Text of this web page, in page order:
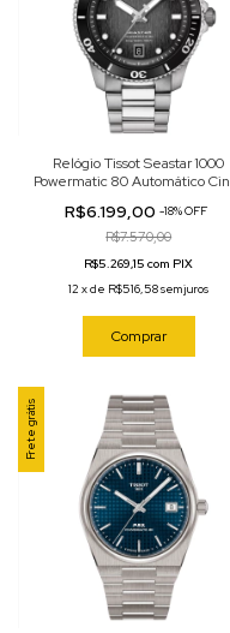
Relógio Tissot Seastar 1000
Powermatic 80 Automático
R$6.199,00-18%OFF
R$7.570,00
R$5.269,15 com PIX
12 xde R$516,58sem juros
Comprar
Frete grátis